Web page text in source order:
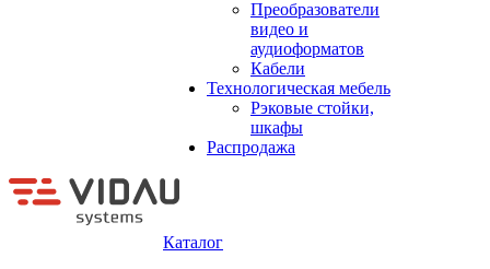
Преобразователи
видео и
аудиоформатов
Кабели
Технологическая мебель
Рэковые стойки,
шкафы
Распродажа
Каталог